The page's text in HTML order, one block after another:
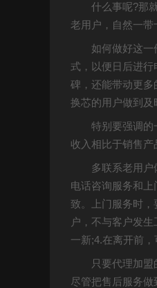
什么事呢?那
老用户，自然一
如何做好这
式，以便日后进
碑，还能带动更
换芯的用户做到及
特别要强调的
收入相比于销售产
多联系老用
电话咨询服务和
致。上门服务时，
户，不与客户发
一新;4.在离开前
只要代理加
尽管把售后服务